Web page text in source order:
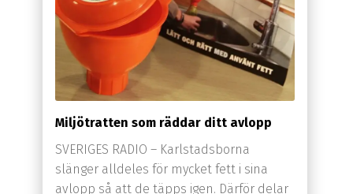
Miljötratten som räddar ditt avlopp
SVERIGES RADIO – Karlstadsborna
slänger alldeles för mycket fett i sina
avlopp så att de täpps igen. Därför delar